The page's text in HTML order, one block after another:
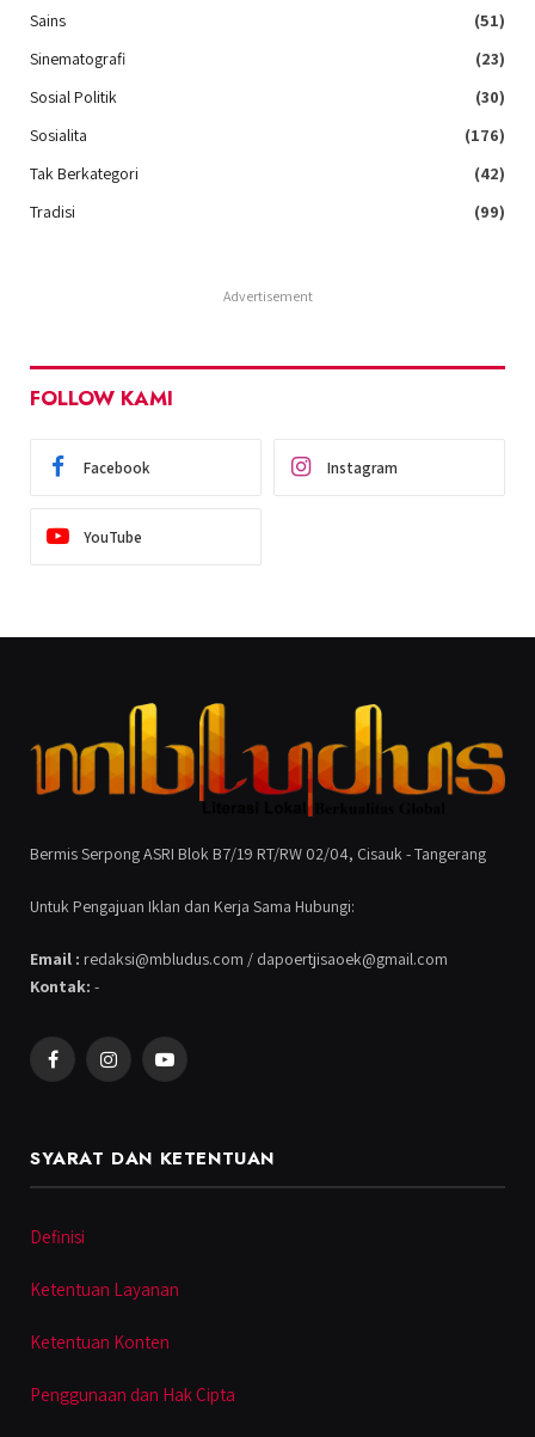
Sains
(51)
Sinematografi
(23)
Sosial Politik
(30)
Sosialita
(176)
Tak Berkategori
(42)
Tradisi
(99)
Advertisement
FOLLOW KAMI
Facebook Instagram
YouTube
Bermis Serpong ASRI Blok B7/19 RT/RW 02/04, Cisauk - Tangerang
Untuk Pengajuan Iklan dan Kerja Sama Hubungi:
Email : redaksi@mbludus.com / dapoertjisaoek@gmail.com
Kontak: -
FacebookInstagramYouTube
SYARAT DAN KETENTUAN
Definisi
Ketentuan Layanan
Ketentuan Konten
Penggunaan dan Hak Cipta